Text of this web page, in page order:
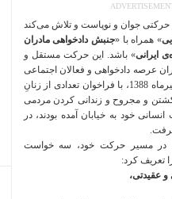
حرکتی جوان و نوپاست و تلاش می‌کند
» همراه با «جنبش دادخواهی مادران
ایرانی» باشد. این حرکت مستقل و
عرصه دادخواهی و فعالان اجتماعی
تشکیل شده است، از تیرماه 1388، با فراخوان تعدادی از زنانِ
کشتن و مجروح و زندانی کردن مردمی
خود به خیابان آمده بودند، در
در مسیر حرکت خود، سه خواست
تعریف کرد:
و عقیدتی،